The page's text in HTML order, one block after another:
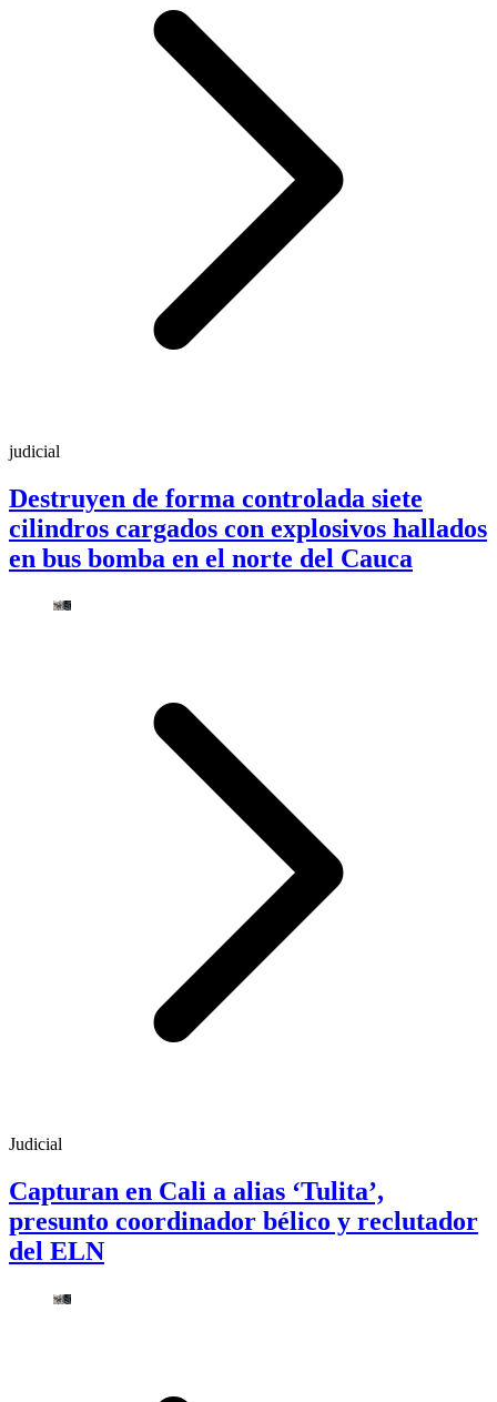
judicial
Destruyen de forma controlada siete
cilindros cargados con explosivos hallados
en bus bomba en el norte del Cauca
Judicial
Capturan en Cali a alias ‘Tulita’,
presunto coordinador bélico y reclutador
del ELN